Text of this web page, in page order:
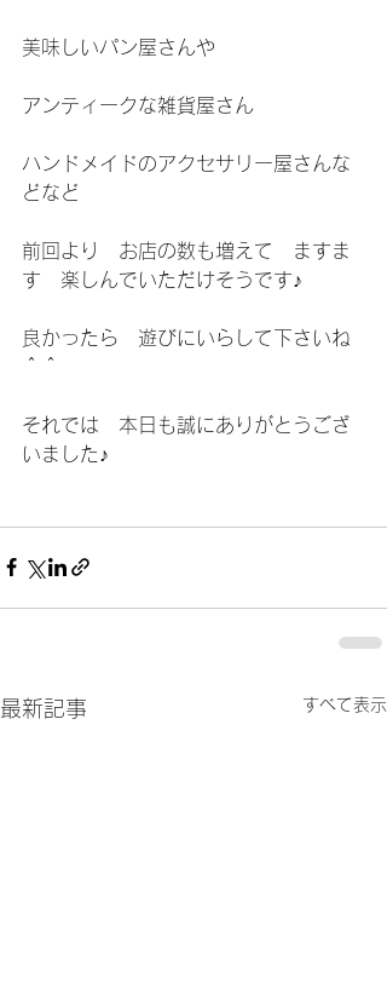
美味しいパン屋さんや
アンティークな雑貨屋さん
ハンドメイドのアクセサリー屋さんな
どなど
前回より　お店の数も増えて　ますま
す　楽しんでいただけそうです♪
良かったら　遊びにいらして下さいね
＾＾
それでは　本日も誠にありがとうござ
いました♪
最新記事 すべて表示